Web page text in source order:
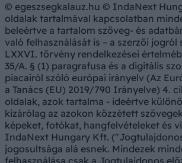
© egeszsegkalauz.hu © IndaNext
oldalak tartalmával kapcsolatban
beleértve a tartalom szöveg- és
való felhasználását is – a szerzői jogról
LXXVI. törvény rendelkezései
35/A. § (1) paragrafusa és a digitális
piacairól szóló európai irányelv (Az
a Tanács (EU) 2019/790 Irányelve) 4.
oldalak, azok tartalma - ideértve
kizárólag az azokon közzétett
képeket, fotókat, hangfelvételeket és
IndaNext Hungary Kft.
jogosultsága alá esnek. Mindezek